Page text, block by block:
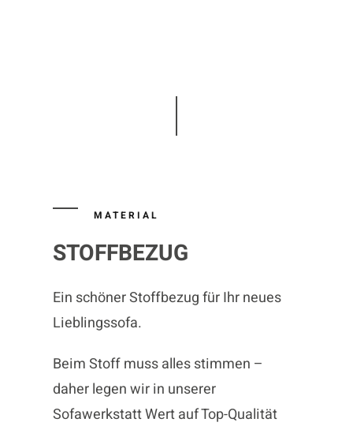
MATERIAL
STOFFBEZUG
Ein schöner Stoffbezug für Ihr neues
Lieblingssofa.
Beim Stoff muss alles stimmen –
daher legen wir in unserer
Sofawerkstatt Wert auf Top-Qualität